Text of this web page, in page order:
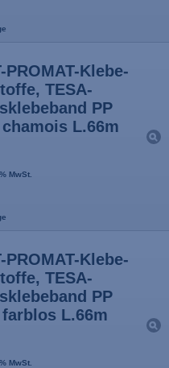
PROMAT-Klebe-
TESA-
PP
L.66m
MwSt.
PROMAT-Klebe-
TESA-
PP
L.66m
MwSt.